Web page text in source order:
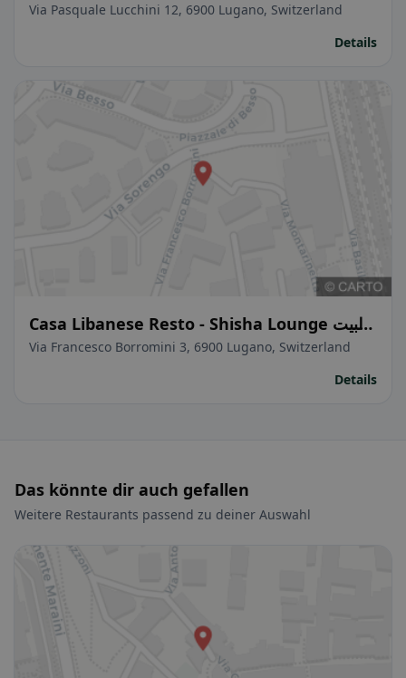
Via Pasquale Lucchini 12, 6900 Lugano, Switzerland
Details
Casa Libanese Resto - Shisha Lounge البيت
اللبناني
Via Francesco Borromini 3, 6900 Lugano, Switzerland
Details
Das könnte dir auch gefallen
Weitere Restaurants passend zu deiner Auswahl